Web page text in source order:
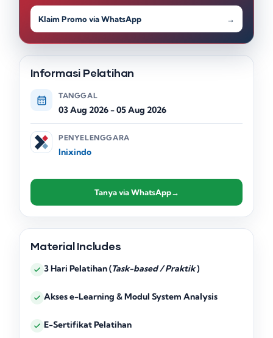
Klaim Promo via WhatsApp →
Informasi Pelatihan
TANGGAL
03 Aug 2026-05 Aug 2026
PENYELENGGARA
Inixindo
Tanya via WhatsApp→
Material Includes
3 Hari Pelatihan (Task-based / Praktik)
Akses e-Learning & Modul System Analysis
E-Sertifikat Pelatihan